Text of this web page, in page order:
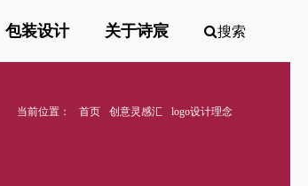
包装设计 关于诗宸 搜索
当前位置： 首页 创意灵感汇
logo设计理念